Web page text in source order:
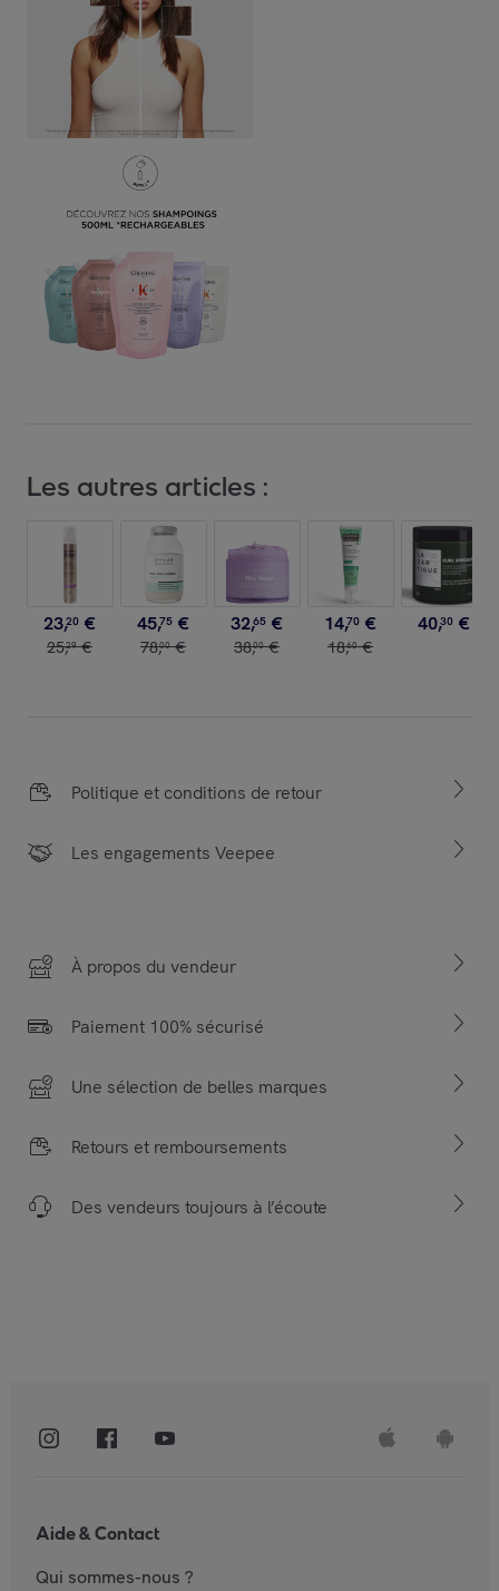
Les autres articles :
23,20 €
25,29 €
45,75 €
78,00 €
32,65 €
38,00 €
14,70 €
18,60 €
40,30 €
Politique et conditions de retour
Les engagements Veepee
À propos du vendeur
Paiement 100% sécurisé
Une sélection de belles marques
Retours et remboursements
Des vendeurs toujours à l’écoute
Aide & Contact
Qui sommes-nous ?